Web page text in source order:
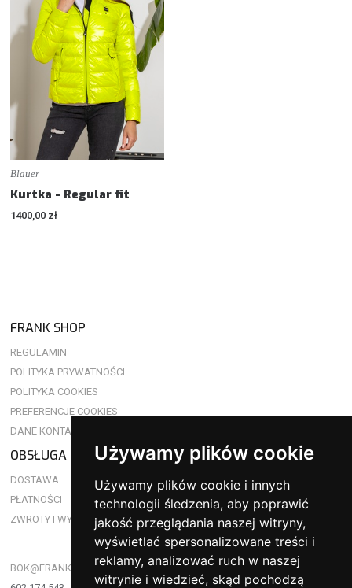
Używamy plików cookie
Używamy plików cookie i innych
technologii śledzenia, aby poprawić
jakość przeglądania naszej witryny,
wyświetlać spersonalizowane treści i
reklamy, analizować ruch w naszej
witrynie i wiedzieć, skąd pochodzą
Blauer
Kurtka - Regular fit
1400,00 zł
FRANK SHOP
REGULAMIN
POLITYKA PRYWATNOŚCI
POLITYKA COOKIES
PREFERENCJE COOKIES
DANE KONTAKTOWE
OBSŁUGA KLIENTA
DOSTAWA
PŁATNOŚCI
ZWROTY I WYMIANY
BOK@FRANKSHOP.PL